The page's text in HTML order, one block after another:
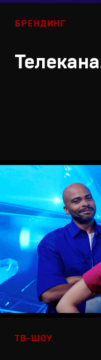
БРЕНДИНГ
ТВ-ШОУ